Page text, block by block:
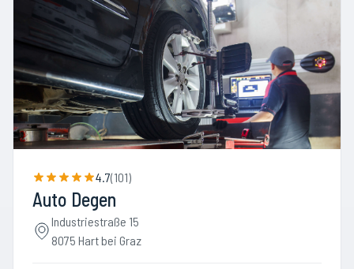
4.7(101)
Auto Degen
Industriestraße 15
8075 Hart bei Graz